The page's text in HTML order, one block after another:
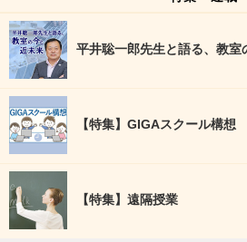
平井聡一郎先生と語る、教室
【特集】GIGAスクール構想
【特集】遠隔授業